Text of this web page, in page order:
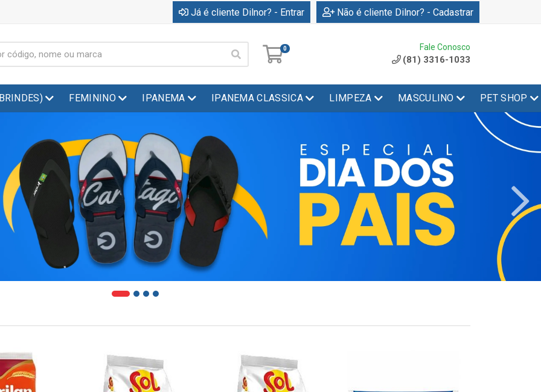
Já é cliente Dilnor? - Entrar Não é cliente Dilnor? - Cadastrar
0 Fale Conosco
(81) 3316-1033
FEMININO IPANEMA IPANEMA CLASSICA LIMPEZA MASCULINO PET SHOP